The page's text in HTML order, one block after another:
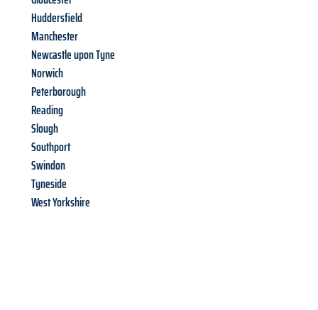
Huddersfield
Manchester
Newcastle upon Tyne
Norwich
Peterborough
Reading
Slough
Southport
Swindon
Tyneside
West Yorkshire